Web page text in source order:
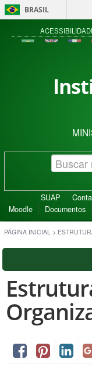
BRASIL
SUAP
Moodle
Documentos
PÁGINA INICIAL >